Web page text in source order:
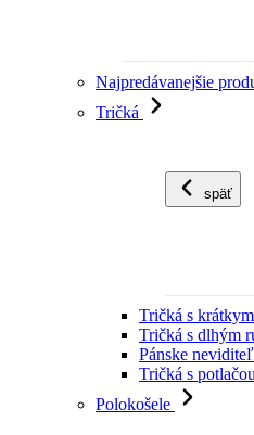
Najpredávanejšie
Tričká
späť
Tričká s
Tričká s dlhým
Pánske
Tričká s potlačou
Polokošele